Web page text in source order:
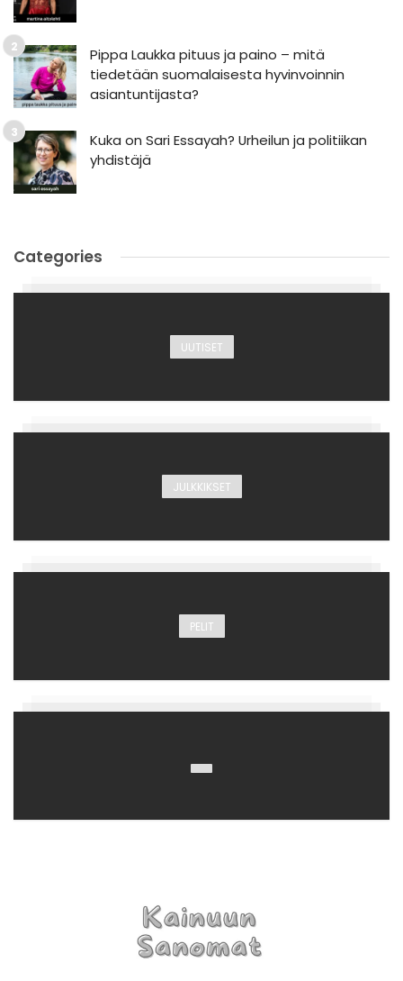
Pippa Laukka pituus ja paino – mitä
tiedetään suomalaisesta hyvinvoinnin
asiantuntijasta?
Kuka on Sari Essayah? Urheilun ja politiikan
yhdistäjä
Categories
UUTISET
JULKKIKSET
PELIT